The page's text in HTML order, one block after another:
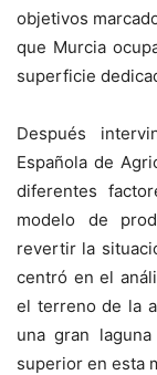
objetivos
que Murcia
superficie
Después
Española de
diferentes
modelo de
revertir la
centró en el
el terreno de la
una gran
superior en esta